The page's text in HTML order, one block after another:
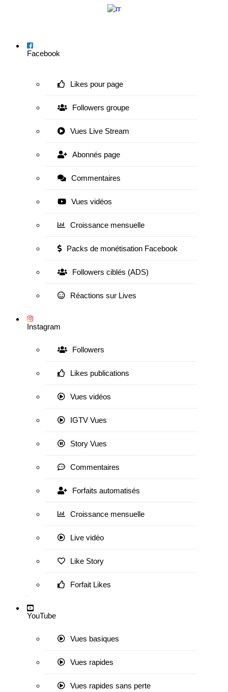
Facebook
Likes pour page
Followers groupe
Vues Live Stream
Abonnés page
Commentaires
Vues vidéos
Croissance mensuelle
Packs de monétisation Facebook
Followers ciblés (ADS)
Réactions sur Lives
Instagram
Followers
Likes publications
Vues vidéos
IGTV Vues
Story Vues
Commentaires
Forfaits automatisés
Croissance mensuelle
Live vidéo
Like Story
Forfait Likes
YouTube
Vues basiques
Vues rapides
Vues rapides sans perte